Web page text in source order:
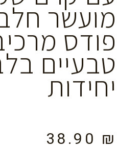
מועשר
פודס
יחידות
38.90 ₪